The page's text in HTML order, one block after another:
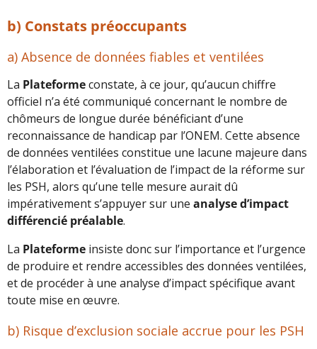
b) Constats préoccupants
a) Absence de données fiables et ventilées
La Plateformeconstate, à ce jour, qu’aucun chiffre
officiel n’a été communiqué concernant le nombre de
chômeurs de longue durée bénéficiant d’une
reconnaissance de handicap par l’ONEM. Cette absence
de données ventilées constitue une lacune majeure dans
l’élaboration et l’évaluation de l’impact de la réforme sur
les PSH, alors qu’une telle mesure aurait dû
impérativement s’appuyer sur une analyse d’impact
différencié préalable.
La Plateforme insiste donc sur l’importance et l’urgence
de produire et rendre accessibles des données ventilées,
et de procéder à une analyse d’impact spécifique avant
toute mise en œuvre.
b) Risque d’exclusion sociale accrue pour les PSH